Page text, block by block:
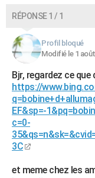
Dictionnaire
Biographies
Citations
Expressions
Proverbes
PROGRAMME TV
COPAINS D'AVANT
S'inscrire
Se connecter
Lycées
Collèges
Primaires
Universités
Entreprises
Service militaire
Avis de recherche
FORUM
Bricolage
Lifestyle
Culture
Sport
Auto
Television
Voyage
Cinema
RÉPONSE 1 / 1
Profil bloqué
Modifié le 1
Bjr, regardez ce
https://
EF&sp=-
c=0-
3C
et meme chez les